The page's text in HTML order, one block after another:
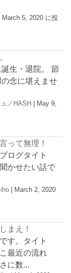
March 5, 2020 に投
生・退院。 節
念に堪えませ
／HASH
May 9,
って無理！
ログタイト
かせたい話で
| March 2, 2020
まえ！
す。タイト
最近の流れ
に数...